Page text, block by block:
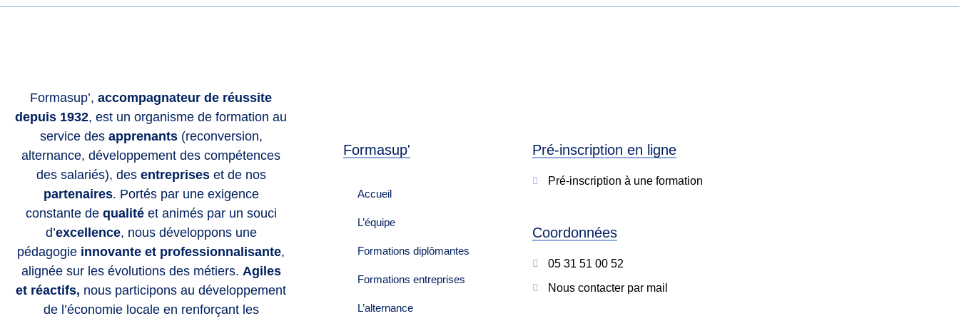
Formasup’,accompagnateur de réussite
depuis 1932, est un organisme de formation au
service des apprenants(reconversion,
alternance, développement des compétences
des salariés), des entrepriseset de nos
partenaires. Portés par une exigence
constante de qualitéet animés par un souci
d’excellence, nous développons une
pédagogie innovante et professionnalisante,
alignée sur les évolutions des métiers. Agiles
et réactifs, nous participons au développement
de l’économie locale en renforçant les
Formasup'
Accueil
L’équipe
Formations diplômantes
Formations entreprises
L’alternance
Pré-inscription en ligne
Pré-inscription à une formation
Coordonnées
05 31 51 00 52
Nous contacter par mail